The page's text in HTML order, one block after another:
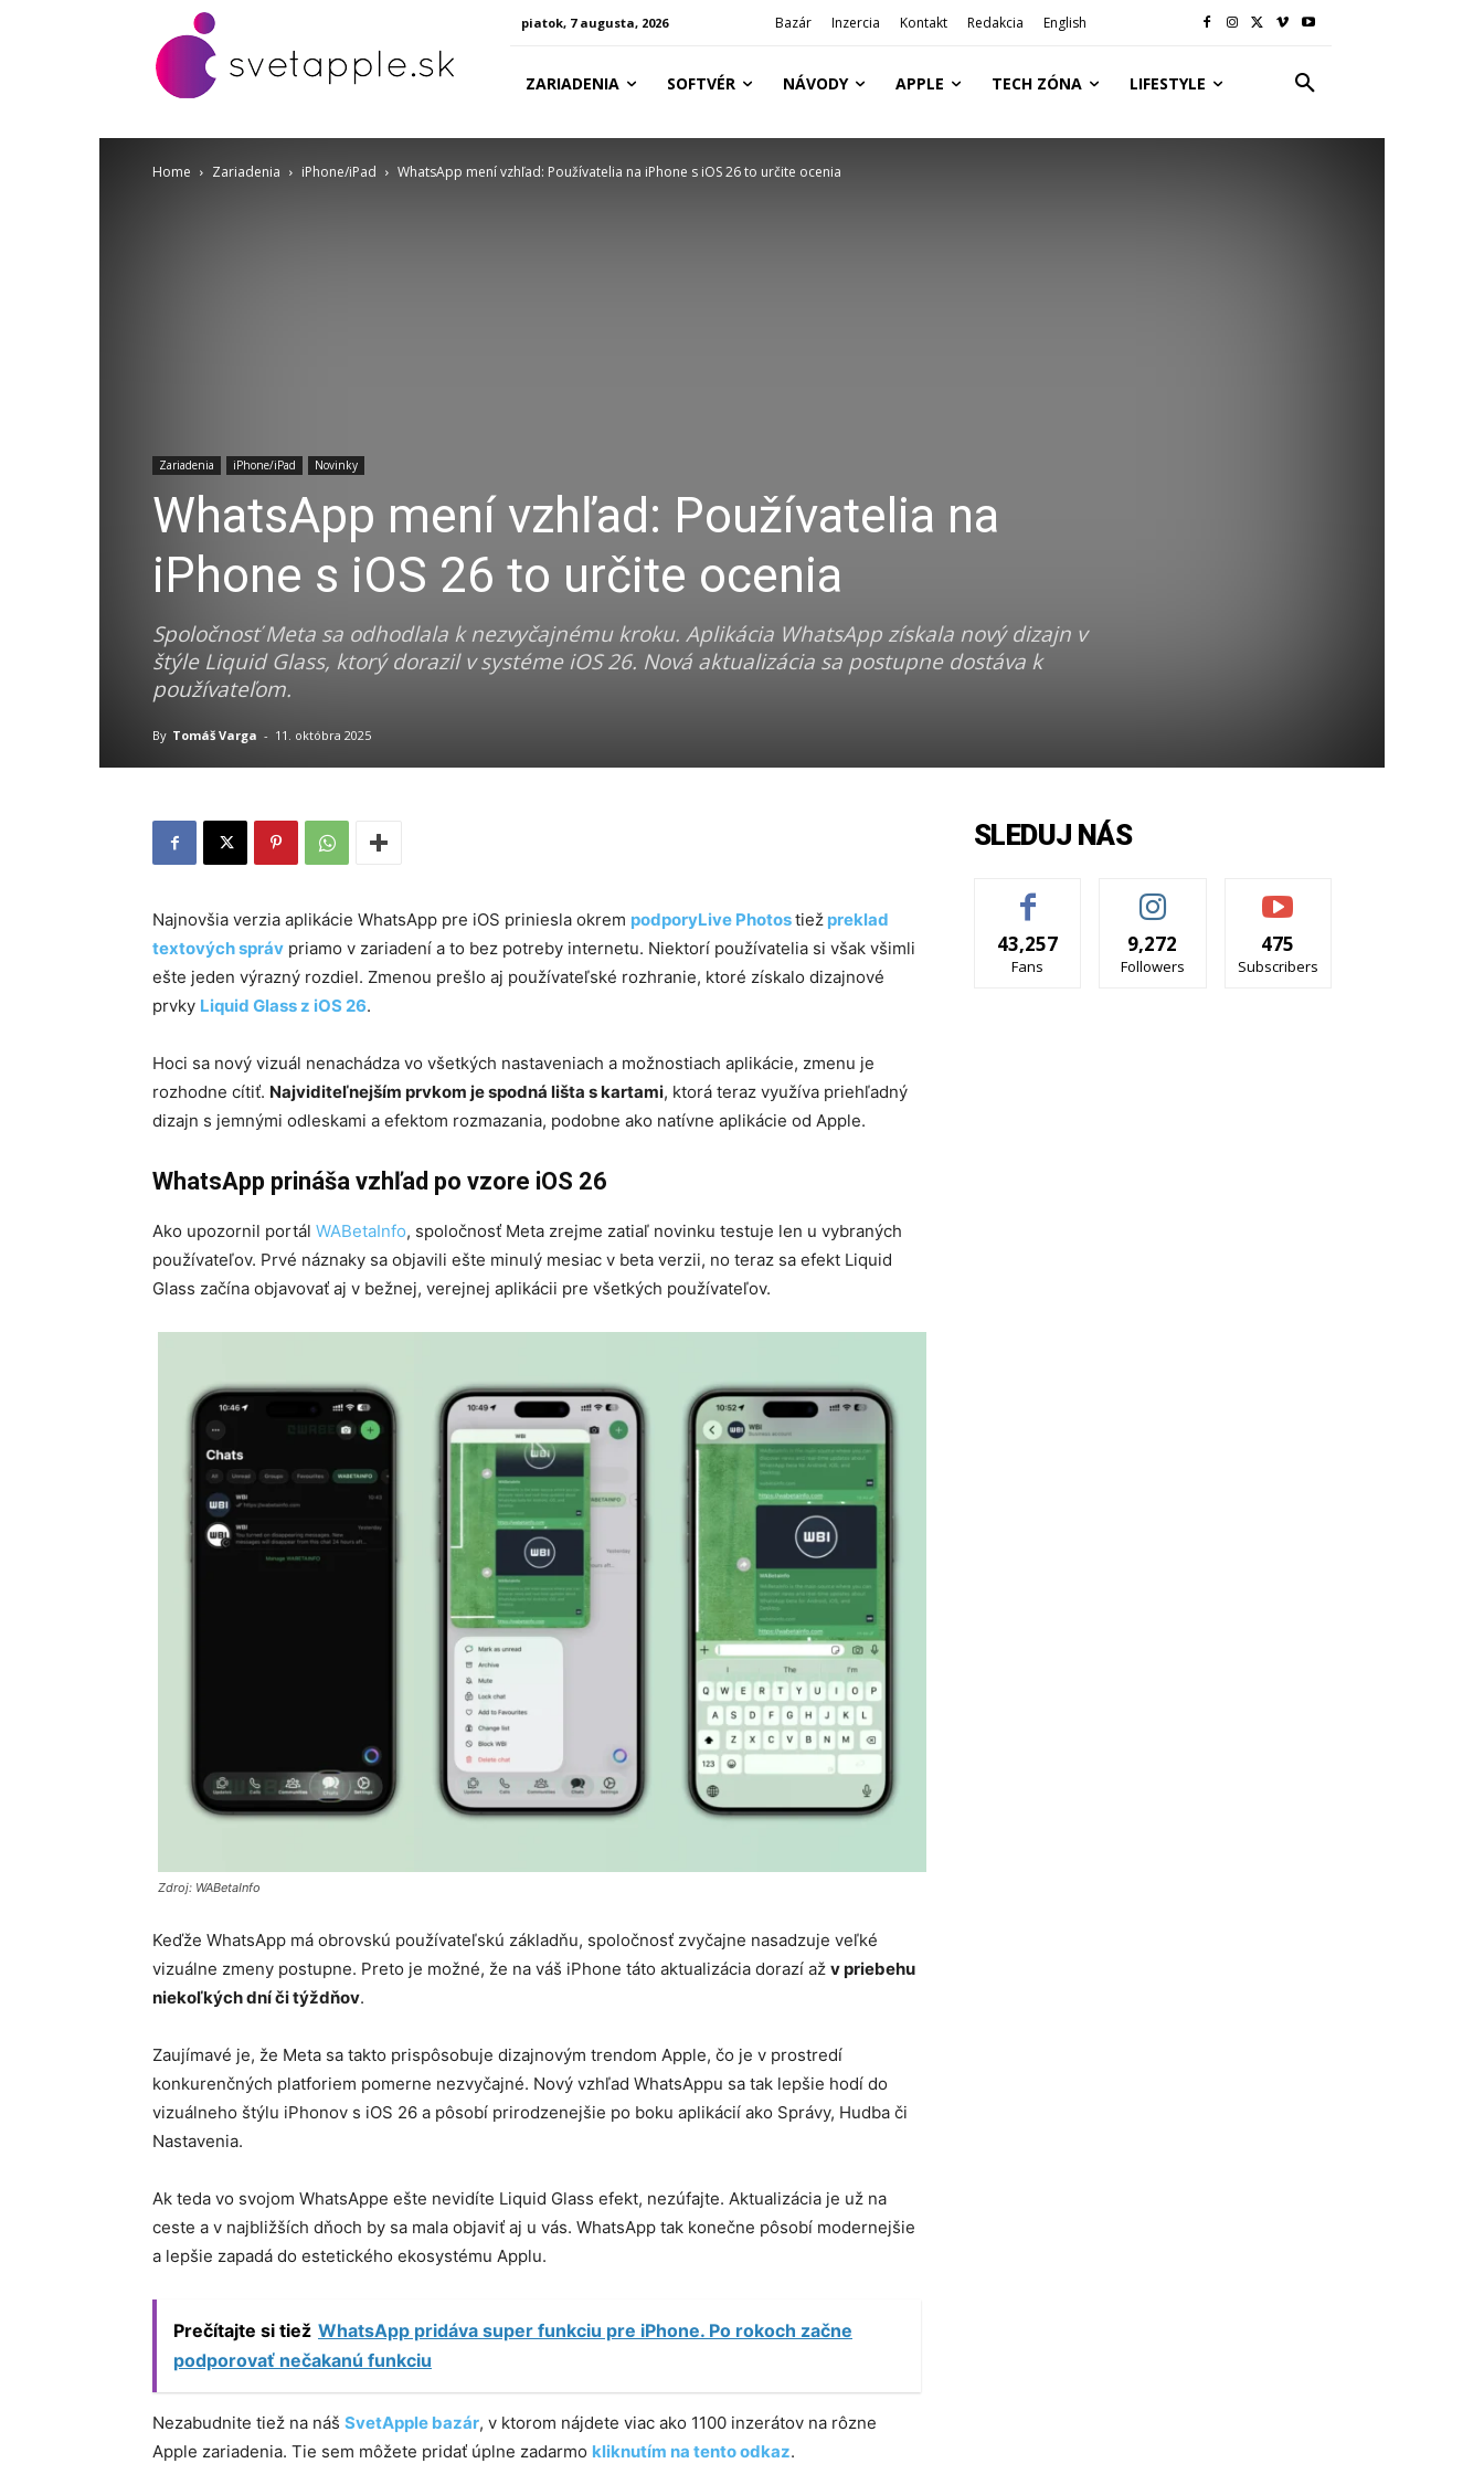
piatok, 7 augusta, 2026 Bazár Inzercia Kontakt Redakcia English
ZARIADENIA SOFTVÉR NÁVODY APPLE TECH ZÓNA LIFESTYLE
Home Zariadenia iPhone/iPad WhatsApp mení vzhľad: Používatelia na iPhone s iOS 26 to určite ocenia
Zariadenia iPhone/iPad Novinky
WhatsApp mení vzhľad: Používatelia na
iPhone s iOS 26 to určite ocenia
Spoločnosť Meta sa odhodlala k nezvyčajnému kroku. Aplikácia WhatsApp získala nový dizajn v
štýle Liquid Glass, ktorý dorazil v systéme iOS 26. Nová aktualizácia sa postupne dostáva k
používateľom.
By Tomáš Varga - 11. októbra 2025
Najnovšia verzia aplikácie WhatsApp pre iOS priniesla okrem podporyLive Photostiež preklad
textových správ priamo v zariadení a to bez potreby internetu. Niektorí používatelia si však všimli
ešte jeden výrazný rozdiel. Zmenou prešlo aj používateľské rozhranie, ktoré získalo dizajnové
prvky Liquid Glass z iOS 26.
Hoci sa nový vizuál nenachádza vo všetkých nastaveniach a možnostiach aplikácie, zmenu je
rozhodne cítiť. Najviditeľnejším prvkom je spodná lišta s kartami, ktorá teraz využíva priehľadný
dizajn s jemnými odleskami a efektom rozmazania, podobne ako natívne aplikácie od Apple.
WhatsApp prináša vzhľad po vzore iOS 26
Ako upozornil portál WABetaInfo, spoločnosť Meta zrejme zatiaľ novinku testuje len u vybraných
používateľov. Prvé náznaky sa objavili ešte minulý mesiac v beta verzii, no teraz sa efekt Liquid
Glass začína objavovať aj v bežnej, verejnej aplikácii pre všetkých používateľov.
Zdroj: WABetaInfo
Keďže WhatsApp má obrovskú používateľskú základňu, spoločnosť zvyčajne nasadzuje veľké
vizuálne zmeny postupne. Preto je možné, že na váš iPhone táto aktualizácia dorazí až v priebehu
niekoľkých dní či týždňov.
Zaujímavé je, že Meta sa takto prispôsobuje dizajnovým trendom Apple, čo je v prostredí
konkurenčných platforiem pomerne nezvyčajné. Nový vzhľad WhatsAppu sa tak lepšie hodí do
vizuálneho štýlu iPhonov s iOS 26 a pôsobí prirodzenejšie po boku aplikácií ako Správy, Hudba či
Nastavenia.
Ak teda vo svojom WhatsAppe ešte nevidíte Liquid Glass efekt, nezúfajte. Aktualizácia je už na
ceste a v najbližších dňoch by sa mala objaviť aj u vás. WhatsApp tak konečne pôsobí modernejšie
a lepšie zapadá do estetického ekosystému Applu.
Prečítajte si tiež WhatsApp pridáva super funkciu pre iPhone. Po rokoch začne
podporovať nečakanú funkciu
Nezabudnite tiež na náš SvetApple bazár, v ktorom nájdete viac ako 1100 inzerátov na rôzne
Apple zariadenia. Tie sem môžete pridať úplne zadarmo kliknutím na tento odkaz.
SLEDUJ NÁS
43,257
Fans
9,272
Followers
475
Subscribers